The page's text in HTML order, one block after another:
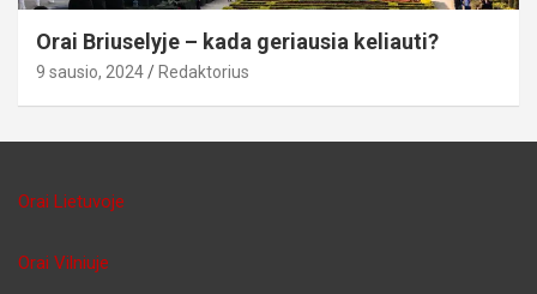
Orai Briuselyje – kada geriausia keliauti?
9 sausio, 2024 Redaktorius
Orai Lietuvoje
Orai Vilniuje